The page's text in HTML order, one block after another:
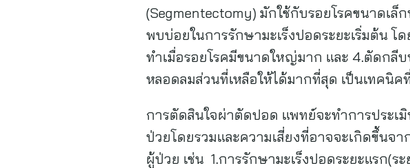
(Segmentectomy) มักใช้กับรอยโรคขนาดเ
พบบ่อยในการรักษามะเร็งปอดระยะเริ่มต้น
ทำเมื่อรอยโรคมีขนาดใหญ่มาก และ 4.ตัดกลี
หลอดลมส่วนที่เหลือให้ได้มากที่สุด เป็นเทคนิค
การตัดสินใจผ่าตัดปอด แพทย์จะทำการประเ
ป่วยโดยรวมและความเสี่ยงที่อาจจะเกิดขึ้นจ
ผู้ป่วย เช่น 1.การรักษามะเร็งปอดระยะแรก(ร